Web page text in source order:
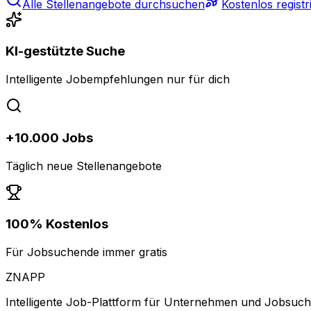
Alle Stellenangebote durchsuchen Kostenlos
KI-gestützte Suche
Intelligente Jobempfehlungen nur für dich
+10.000 Jobs
Täglich neue Stellenangebote
100% Kostenlos
Für Jobsuchende immer gratis
ZNAPP
Intelligente Job-Plattform für Unternehmen und